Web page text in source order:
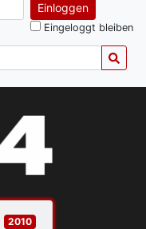
Einloggen
Eingeloggt bleiben
2010